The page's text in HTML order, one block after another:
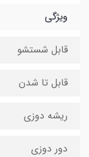
ویژگی
قابل شستشو
قابل تا شدن
ریشه دوزی
دور دوزی